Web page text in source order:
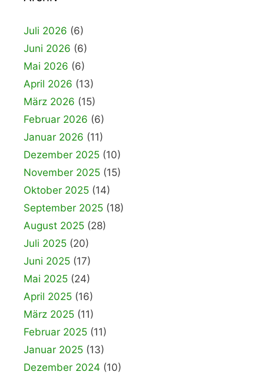
Juli 2026 (6)
Juni 2026 (6)
Mai 2026 (6)
April 2026 (13)
März 2026 (15)
Februar 2026 (6)
Januar 2026 (11)
Dezember 2025 (10)
November 2025 (15)
Oktober 2025 (14)
September 2025 (18)
August 2025 (28)
Juli 2025 (20)
Juni 2025 (17)
Mai 2025 (24)
April 2025 (16)
März 2025 (11)
Februar 2025 (11)
Januar 2025 (13)
Dezember 2024 (10)